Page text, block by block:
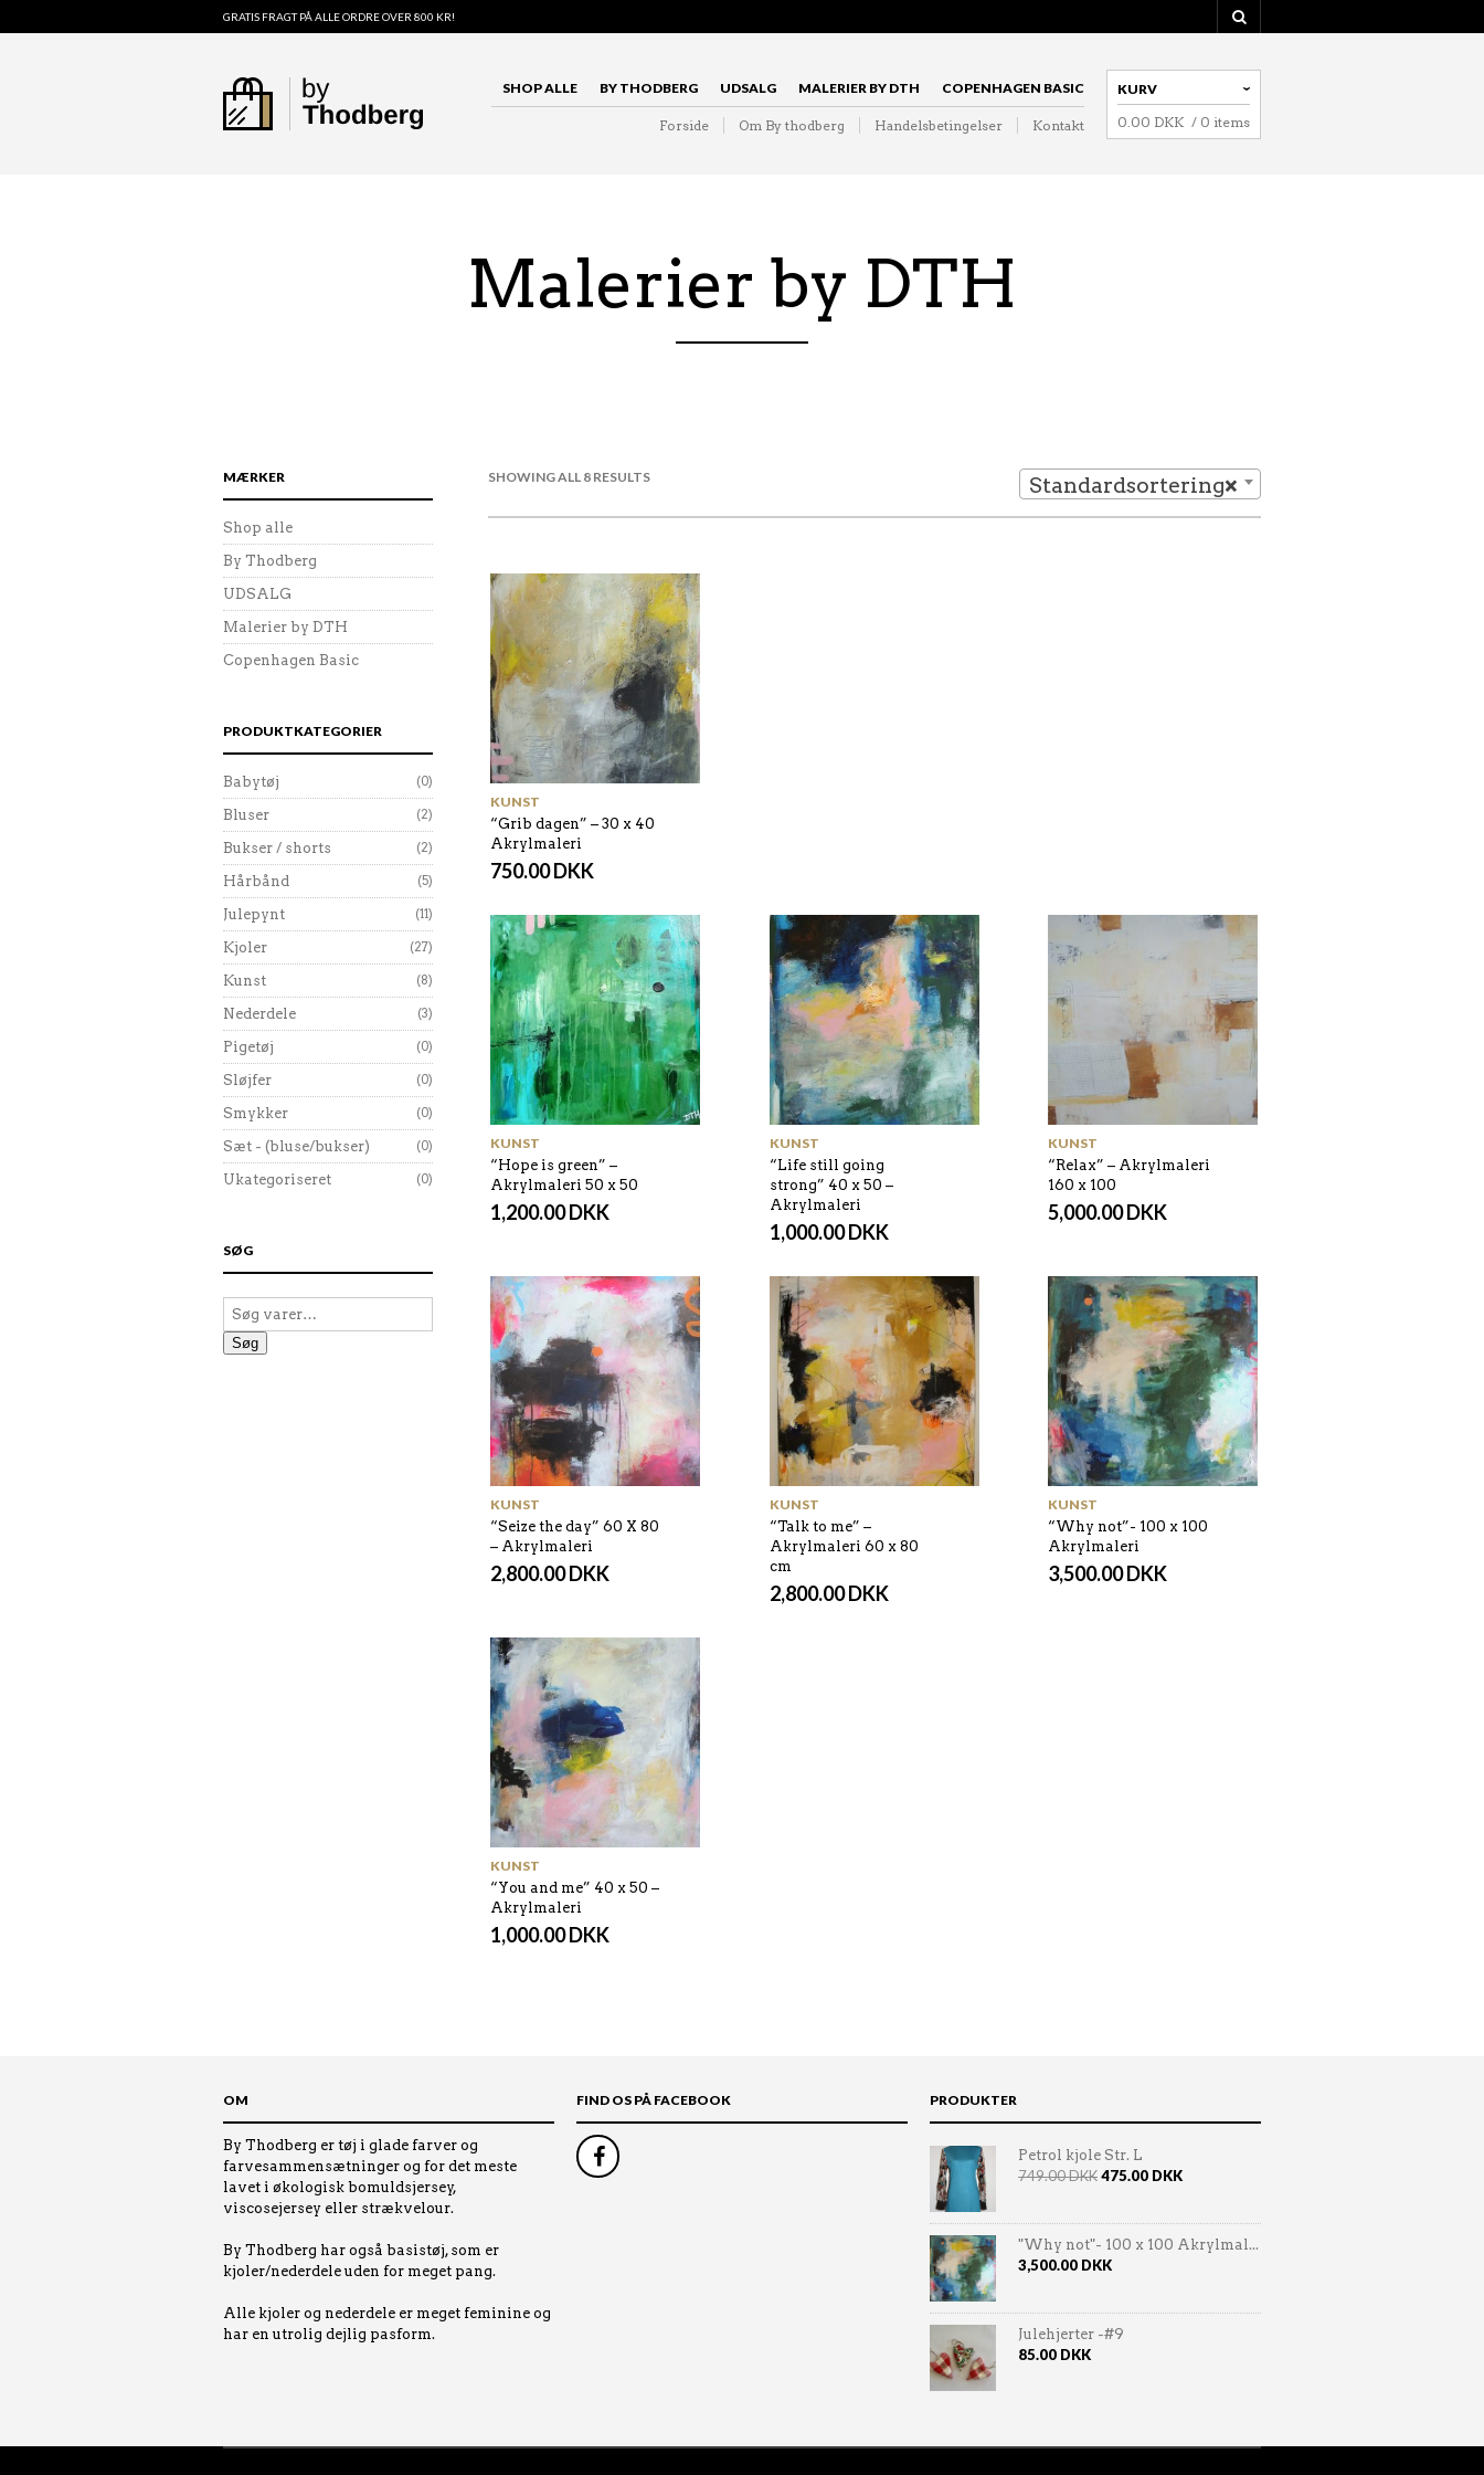
GRATIS FRAGT PÅ ALLE ORDRE OVER 800 KR!
SHOP ALLE BY THODBERG UDSALG MALERIER BY DTH COPENHAGEN BASIC
Forside Om By thodberg Handelsbetingelser Kontakt
KURV
0.00 DKK / 0 items
Malerier by DTH
SHOWING ALL 8 RESULTS ×
Standardsortering
KUNST
“Grib dagen” – 30 x 40
Akrylmaleri
750.00DKK
KUNST
“Hope is green” –
Akrylmaleri 50 x 50
1,200.00DKK
KUNST
“Life still going
strong” 40 x 50 –
Akrylmaleri
1,000.00DKK
KUNST
“Relax” – Akrylmaleri
160 x 100
5,000.00DKK
KUNST
“Seize the day” 60 X 80
– Akrylmaleri
2,800.00DKK
KUNST
“Talk to me” –
Akrylmaleri 60 x 80
cm
2,800.00DKK
KUNST
“Why not”- 100 x 100
Akrylmaleri
3,500.00DKK
KUNST
“You and me” 40 x 50 –
Akrylmaleri
1,000.00DKK
MÆRKER
Shop alle
By Thodberg
UDSALG
Malerier by DTH
Copenhagen Basic
PRODUKTKATEGORIER
Babytøj (0)
Bluser (2)
Bukser / shorts (2)
Hårbånd (5)
Julepynt (11)
Kjoler (27)
Kunst (8)
Nederdele (3)
Pigetøj (0)
Sløjfer (0)
Smykker (0)
Sæt - (bluse/bukser) (0)
Ukategoriseret (0)
SØG
Søg
OM
By Thodberg er tøj i glade farver og
farvesammensætninger og for det meste
lavet i økologisk bomuldsjersey,
viscosejersey eller strækvelour.
By Thodberg har også basistøj, som er
kjoler/nederdele uden for meget pang.
Alle kjoler og nederdele er meget feminine og
har en utrolig dejlig pasform.
FIND OS PÅ FACEBOOK PRODUKTER
Petrol kjole Str. L
749.00DKK475.00 DKK
"Why not"- 100 x 100 Akrylmal...
3,500.00 DKK
Julehjerter -#9
85.00 DKK